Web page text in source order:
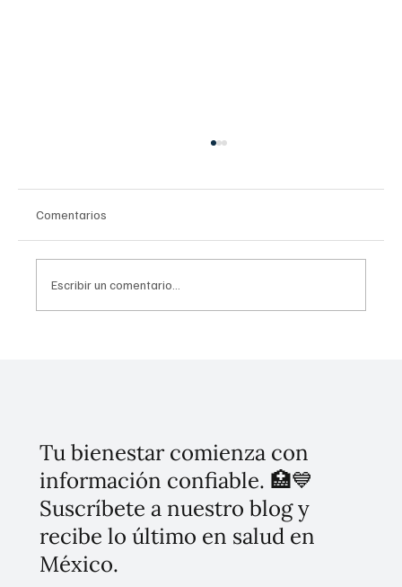
Comentarios
Escribir un comentario...
Tu bienestar comienza con
información confiable. 🏥💙
Suscríbete a nuestro blog y
recibe lo último en salud en
México.